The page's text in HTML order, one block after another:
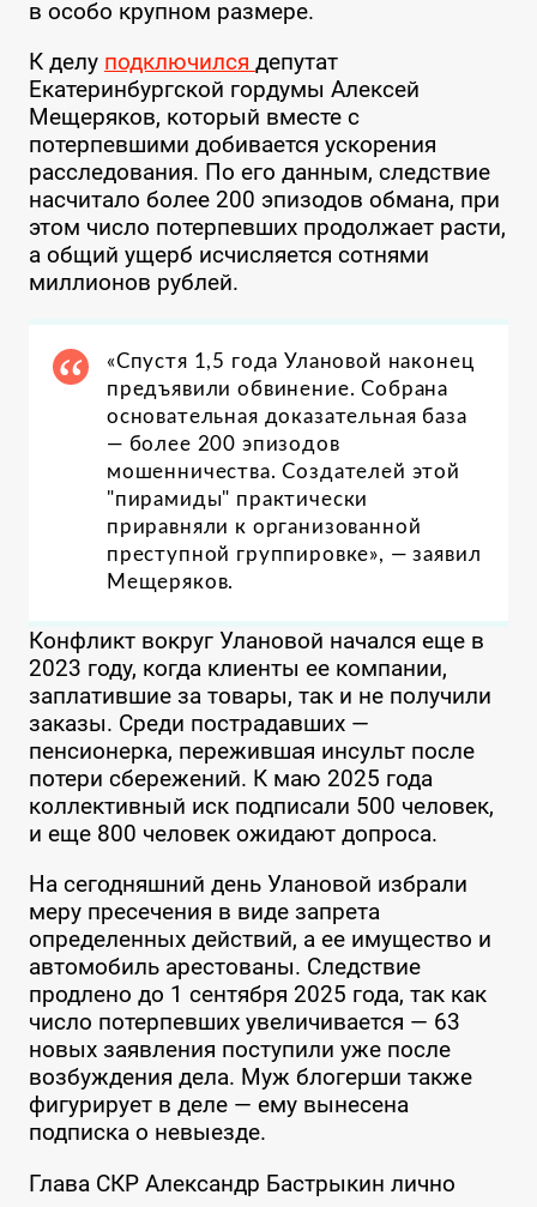
в особо крупном размере.
К делу подключился депутат
Екатеринбургской гордумы Алексей
Мещеряков, который вместе с
потерпевшими добивается ускорения
расследования. По его данным, следствие
насчитало более 200 эпизодов обмана, при
этом число потерпевших продолжает расти,
а общий ущерб исчисляется сотнями
миллионов рублей.
«Спустя 1,5 года Улановой наконец
предъявили обвинение. Собрана
основательная доказательная база
— более 200 эпизодов
мошенничества. Создателей этой
"пирамиды" практически
приравняли к организованной
преступной группировке», — заявил
Мещеряков.
Конфликт вокруг Улановой начался еще в
2023 году, когда клиенты ее компании,
заплатившие за товары, так и не получили
заказы. Среди пострадавших —
пенсионерка, пережившая инсульт после
потери сбережений. К маю 2025 года
коллективный иск подписали 500 человек,
и еще 800 человек ожидают допроса.
На сегодняшний день Улановой избрали
меру пресечения в виде запрета
определенных действий, а ее имущество и
автомобиль арестованы. Следствие
продлено до 1 сентября 2025 года, так как
число потерпевших увеличивается — 63
новых заявления поступили уже после
возбуждения дела. Муж блогерши также
фигурирует в деле — ему вынесена
подписка о невыезде.
Глава СКР Александр Бастрыкин лично